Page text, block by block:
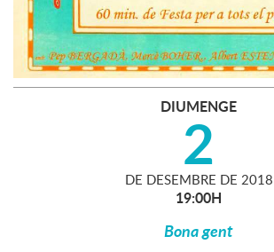
DIUMENGE
2
DE DESEMBRE DE 2018
19:00H
Bona gent